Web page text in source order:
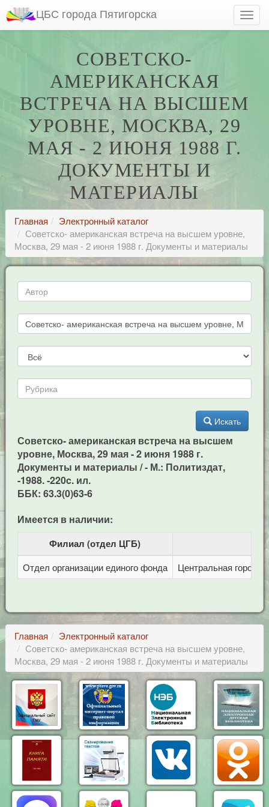
ЦБС города Пятигорска
СОВЕТСКО-
АМЕРИКАНСКАЯ
ВСТРЕЧА НА ВЫСШЕМ
УРОВНЕ, МОСКВА, 29
МАЯ - 2 ИЮНЯ 1988 Г.
ДОКУМЕНТЫ И
МАТЕРИАЛЫ
Главная
Электронный каталог
Советско- американская встреча на высшем уровне,
Москва, 29 мая - 2 июня 1988 г. Документы и материалы
Искать
Советско- американская встреча на высшем
уровне, Москва, 29 мая - 2 июня 1988 г.
Документы и материалы / - М.: Политиздат,
-1988. -220c. ил.
ББК: 63.3(0)63-6
Имеется в наличии:
Филиал (отдел ЦГБ)
Отдел организации единого фонда Центральная
Главная
Электронный каталог
Советско- американская встреча на высшем уровне,
Москва, 29 мая - 2 июня 1988 г. Документы и материалы